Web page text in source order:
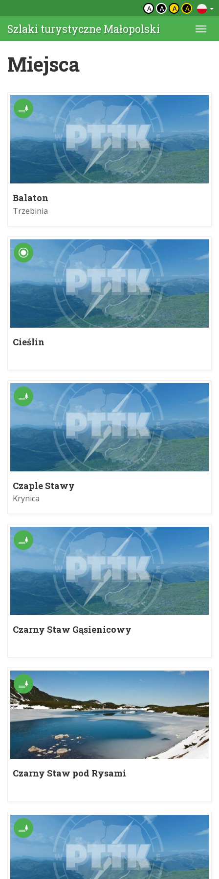
A A A A
Szlaki turystyczne Małopolski
Miejsca
Balaton
Trzebinia
Cieślin
Czaple Stawy
Krynica
Czarny Staw Gąsienicowy
Czarny Staw pod Rysami